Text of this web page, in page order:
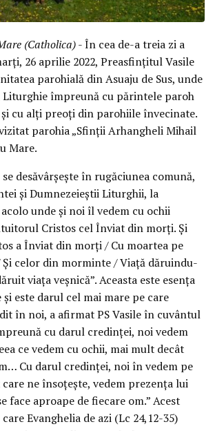
(Catholica)- În cea de-a treia zi a
26 aprilie 2022, Preasfințitul Vasile
parohială din Asuaju de Sus, unde
Liturghie împreună cu părintele paroh
cu alți preoți din parohiile învecinate.
parohia „Sfinții Arhangheli Mihail
Mare.
desăvârșește în rugăciunea comună,
și Dumnezeieștii Liturghii, la
unde și noi îl vedem cu ochii
Cristos cel Înviat din morți. Și
a Înviat din morți / Cu moartea pe
celor din morminte / Viață dăruindu-
viața veșnică”. Aceasta este esența
este darul cel mai mare pe care
în noi, a afirmat PS Vasile în cuvântul
cu darul credinței, noi vedem
ce vedem cu ochii, mai mult decât
Cu darul credinței, noi în vedem pe
ne însoțește, vedem prezența lui
face aproape de fiecare om.” Acest
Evanghelia de azi (Lc 24,12-35)